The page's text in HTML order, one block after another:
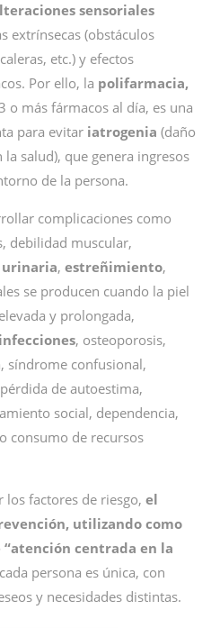
sensoriales
extrínsecas (obstáculos
etc.) y efectos
Por ello, la polifarmacia,
o más fármacos al día, es una
para evitar iatrogenia (daño
salud), que genera ingresos
de la persona.
complicaciones como
debilidad muscular,
, estreñimiento,
se producen cuando la piel
y prolongada,
infecciones, osteoporosis,
síndrome confusional,
de autoestima,
social, dependencia,
consumo de recursos
factores de riesgo, el
utilizando como
centrada en la
persona es única, con
y necesidades distintas.